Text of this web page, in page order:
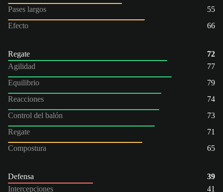
Pases largos
55
Efecto
66
Regate
72
Agilidad
77
Equilibrio
79
Reacciones
74
Control del balón
73
Regate
71
Compostura
65
Defensa
39
Intercepciones
41